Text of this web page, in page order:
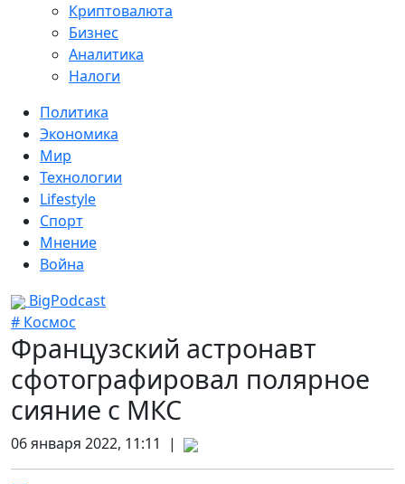
Криптовалюта
Бизнес
Аналитика
Налоги
Политика
Экономика
Мир
Технологии
Lifestyle
Спорт
Мнение
Война
BigPodcast
# Космос
Французский астронавт
сфотографировал полярное
сияние с МКС
06 января 2022, 11:11 |